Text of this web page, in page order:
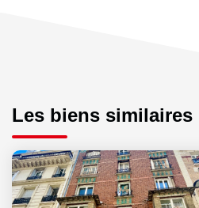
Les biens similaires